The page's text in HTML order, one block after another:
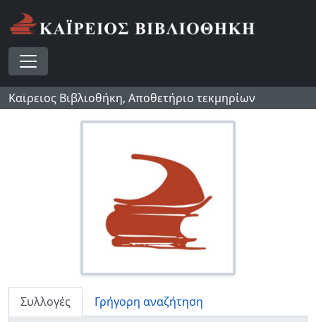
Skip to main content
Toggle navigation
Καϊρειος Βιβλιοθήκη, Αποθετήριο τεκμηρίων
Συλλογές
Γρήγορη αναζήτηση